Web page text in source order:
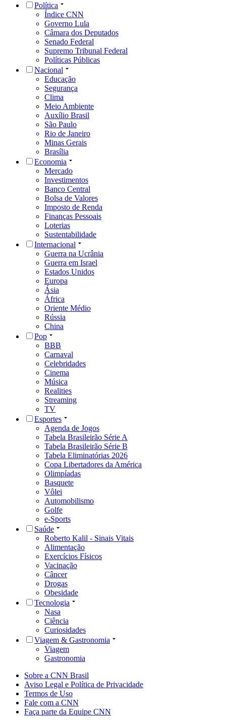
Política
Índice CNN
Governo Lula
Câmara dos Deputados
Senado Federal
Supremo Tribunal Federal
Políticas Públicas
Nacional
Educação
Segurança
Clima
Meio Ambiente
Auxílio Brasil
São Paulo
Rio de Janeiro
Minas Gerais
Brasília
Economia
Mercado
Investimentos
Banco Central
Bolsa de Valores
Imposto de Renda
Finanças Pessoais
Loterias
Sustentabilidade
Internacional
Guerra na Ucrânia
Guerra em Israel
Estados Unidos
Europa
Ásia
África
Oriente Médio
Rússia
China
Pop
BBB
Carnaval
Celebridades
Cinema
Música
Realities
Streaming
TV
Esportes
Agenda de Jogos
Tabela Brasileirão Série A
Tabela Brasileirão Série B
Tabela Eliminatórias 2026
Copa Libertadores da América
Olimpíadas
Basquete
Vôlei
Automobilismo
Golfe
e-Sports
Saúde
Roberto Kalil - Sinais Vitais
Alimentação
Exercícios Físicos
Vacinação
Câncer
Drogas
Obesidade
Tecnologia
Nasa
Ciência
Curiosidades
Viagem & Gastronomia
Viagem
Gastronomia
Sobre a CNN Brasil
Aviso Legal e Política de Privacidade
Termos de Uso
Fale com a CNN
Faça parte da Equipe CNN